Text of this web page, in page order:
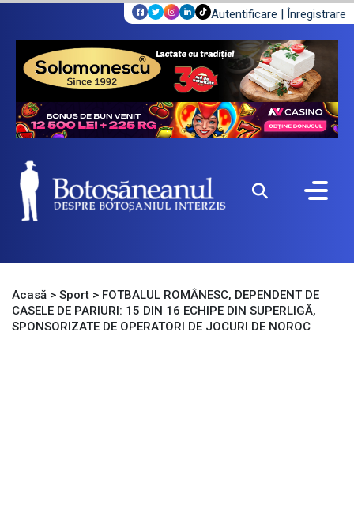
Autentificare | Înregistrare
Acasă > Sport > FOTBALUL ROMÂNESC, DEPENDENT DE
CASELE DE PARIURI: 15 DIN 16 ECHIPE DIN SUPERLIGĂ,
SPONSORIZATE DE OPERATORI DE JOCURI DE NOROC